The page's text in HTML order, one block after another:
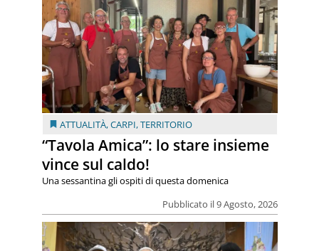
ATTUALITÀ,CARPI,TERRITORIO
“Tavola Amica”: lo stare insieme
vince sul caldo!
Pubblicato il 9 Agosto, 2026
Una sessantina gli ospiti di questa domenica